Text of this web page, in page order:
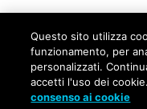
Informativa sulla
Questo sito utilizza
funzionamento, per
personalizzati.
accetti l'uso dei cookie.
consenso ai cookie